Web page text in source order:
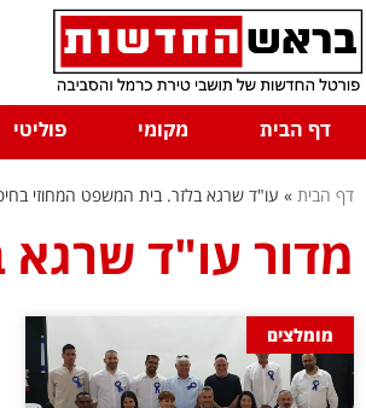
דף הבית
מקומי פוליטי
דף הבית » עו"ד שרגא בלזר. בית המשפט המחוזי
מדור עו"ד
מומלצים